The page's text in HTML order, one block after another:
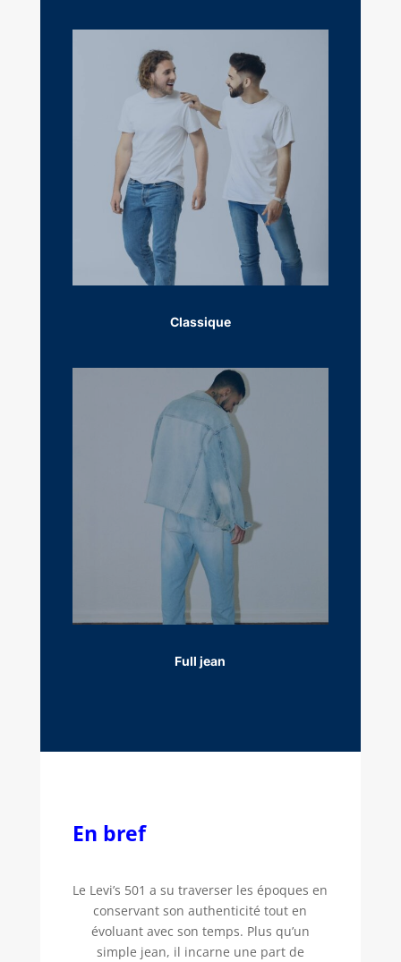
Classique
Full jean
En bref
Le Levi’s 501 a su traverser les époques en
conservant son authenticité tout en
évoluant avec son temps. Plus qu’un
simple jean, il incarne une part de